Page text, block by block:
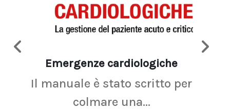
Emergenze cardiologiche
Il manuale è stato scritto per
colmare una...